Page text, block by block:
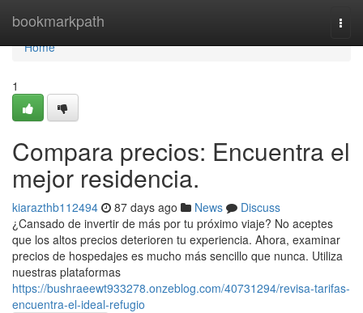
bookmarkpath
Home
Home
1
Compara precios: Encuentra el
mejor residencia.
kiarazthb112494 87 days ago News
Discuss
¿Cansado de invertir de más por tu próximo viaje? No aceptes
que los altos precios deterioren tu experiencia. Ahora, examinar
precios de hospedajes es mucho más sencillo que nunca. Utiliza
nuestras plataformas
https://bushraeewt933278.onzeblog.com/40731294/revisa-tarifas-
encuentra-el-ideal-refugio